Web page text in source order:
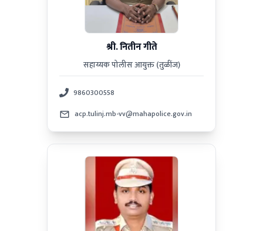
श्री. नितीन गीते
सहाय्यक पोलीस आयुक्त (तुळींज)
9860300558
acp.tulinj.mb-vv@mahapolice.gov.in